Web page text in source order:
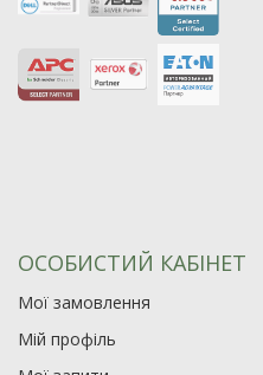
90
ОСОБИСТИЙ КАБІНЕТ
Мої замовлення
Мій профіль